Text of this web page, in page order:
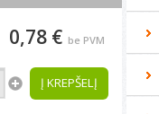
0,78 € be PVM
Į KREPŠELĮ